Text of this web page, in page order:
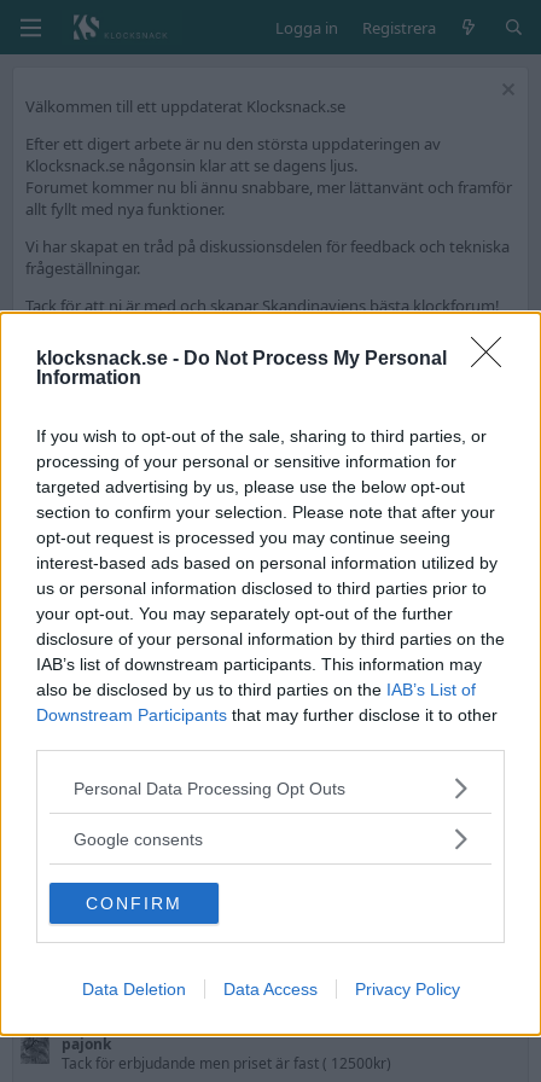
klocksnack.se - Do Not Process My Personal
Information
If you wish to opt-out of the sale, sharing to third parties, or
processing of your personal or sensitive information for
targeted advertising by us, please use the below opt-out
section to confirm your selection. Please note that after your
opt-out request is processed you may continue seeing
interest-based ads based on personal information utilized by
us or personal information disclosed to third parties prior to
your opt-out. You may separately opt-out of the further
disclosure of your personal information by third parties on the
IAB’s list of downstream participants. This information may
also be disclosed by us to third parties on the IAB’s List of
Downstream Participants that may further disclose it to other
Please note that this website/app uses one or more Google
not limited to your visit or usage behaviour. You may click to
use your data for below specified purposes in below Google
consent section.
Personal Data Processing Opt Outs
Google consents
CONFIRM
Data Deletion Data Access Privacy Policy
Logga in Registrera
Välkommen till ett uppdaterat Klocksnack.se
Efter ett digert arbete är nu den största uppdateringen av
Klocksnack.se någonsin klar att se dagens ljus.
Forumet kommer nu bli ännu snabbare, mer lättanvänt och framför
allt fyllt med nya funktioner.
Vi har skapat en tråd på diskussionsdelen för feedback och tekniska
frågeställningar.
Tack för att ni är med och skapar Skandinaviens bästa klockforum!
pajonk
2-Faktor
Basic·48·Från Västervik
Blev medlem 7 Mars 2018
Senast sedd 48 minuter sedan·Ser på forumtavlanHandla - Säljes,
Bytes, Köpes
Sök
Profilinlägg Senaste aktivitet Inlägg Om
Adolph 6 Juli 2023
pajonk
Tack för erbjudande men priset är fast ( 12500kr)